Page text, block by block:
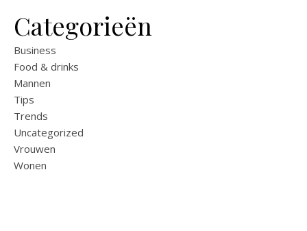
Categorieën
Business
Food & drinks
Mannen
Tips
Trends
Uncategorized
Vrouwen
Wonen